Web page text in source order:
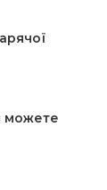
можете